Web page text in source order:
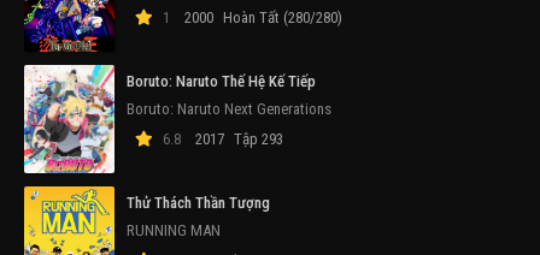
1
2000 Hoàn Tất (280/280)
Boruto: Naruto Thế Hệ Kế Tiếp
Boruto: Naruto Next Generations
6.8
2017 Tập 293
Thử Thách Thần Tượng
RUNNING MAN